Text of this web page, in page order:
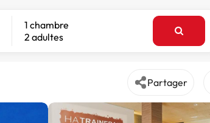
1 chambre
2 adultes
Partager